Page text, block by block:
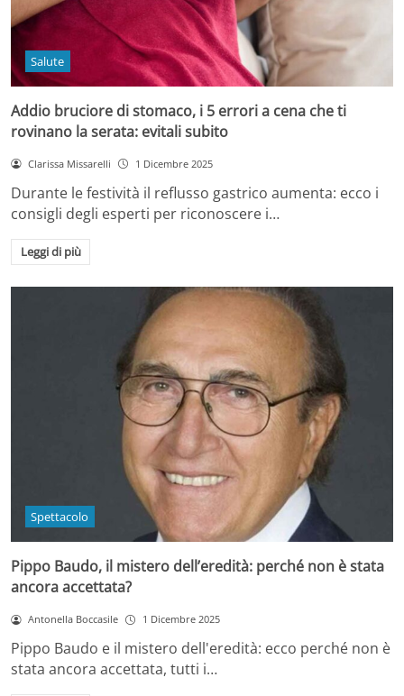
Salute
Addio bruciore di stomaco, i 5 errori a cena che ti
rovinano la serata: evitali subito
Clarissa Missarelli 1 Dicembre 2025
Durante le festività il reflusso gastrico aumenta: ecco i
consigli degli esperti per riconoscere i…
Leggi di più
Spettacolo
Pippo Baudo, il mistero dell’eredità: perché non è stata
ancora accettata?
Antonella Boccasile 1 Dicembre 2025
Pippo Baudo e il mistero dell'eredità: ecco perché non è
stata ancora accettata, tutti i…